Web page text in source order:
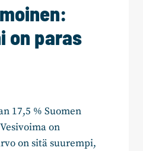
on paras
17,5 % Suomen
on
on sitä suurempi,